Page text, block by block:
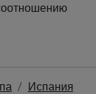
Испания